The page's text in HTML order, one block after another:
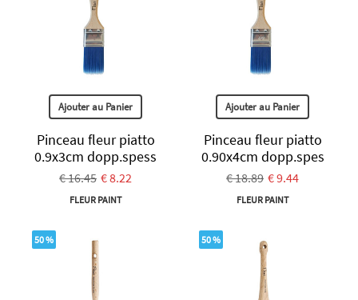
Ajouter au Panier
Pinceau fleur piatto
0.9x3cm dopp.spess
€ 16.45 € 8.22
FLEUR PAINT
Ajouter au Panier
Pinceau fleur piatto
0.90x4cm dopp.spes
€ 18.89 € 9.44
FLEUR PAINT
50 % 50 %